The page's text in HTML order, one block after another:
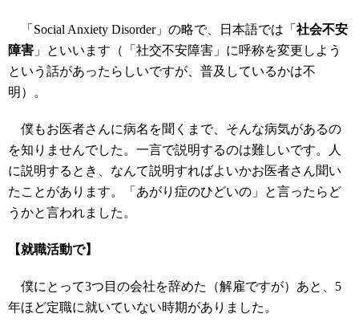
「Social Anxiety Disorder」の略で、日本語では「 社会不安
障害 」といいます（「社交不安障害」に呼称を変更しよう
という話があったらしいですが、普及しているかは不
明）。
僕もお医者さんに病名を聞くまで、そんな病気があるの
を知りませんでした。一言で説明するのは難しいです。人
に説明するとき、なんて説明すればよいかお医者さん聞い
たことがあります。「あがり症のひどいの」と言ったらど
うかと言われました。
【就職活動で】
僕にとって3つ目の会社を辞めた（解雇ですが）あと、5
年ほど定職に就いていない時期がありました。